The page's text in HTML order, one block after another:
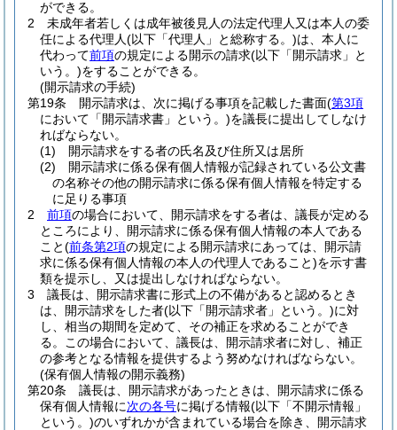
ができる。
2
未成年者若しくは成年被後見人の法定代理人又は本人の委
任による代理人(以下「代理人」と総称する。)は、本人に
代わって前項の規定による開示の請求(以下「開示請求」と
いう。)をすることができる。
(開示請求の手続)
第19条
開示請求は、次に掲げる事項を記載した書面(第3項
において「開示請求書」という。)を議長に提出してしなけ
ればならない。
(1)
開示請求をする者の氏名及び住所又は居所
(2)
開示請求に係る保有個人情報が記録されている公文書
の名称その他の開示請求に係る保有個人情報を特定する
に足りる事項
2
前項の場合において、開示請求をする者は、議長が定める
ところにより、開示請求に係る保有個人情報の本人である
こと(前条第2項の規定による開示請求にあっては、開示請
求に係る保有個人情報の本人の代理人であること)を示す書
類を提示し、又は提出しなければならない。
3
議長は、開示請求書に形式上の不備があると認めるとき
は、開示請求をした者(以下「開示請求者」という。)に対
し、相当の期間を定めて、その補正を求めることができ
る。
この場合において、議長は、開示請求者に対し、補正
の参考となる情報を提供するよう努めなければならない。
(保有個人情報の開示義務)
第20条
議長は、開示請求があったときは、開示請求に係る
保有個人情報に次の各号に掲げる情報(以下「不開示情報」
という。)のいずれかが含まれている場合を除き、開示請求